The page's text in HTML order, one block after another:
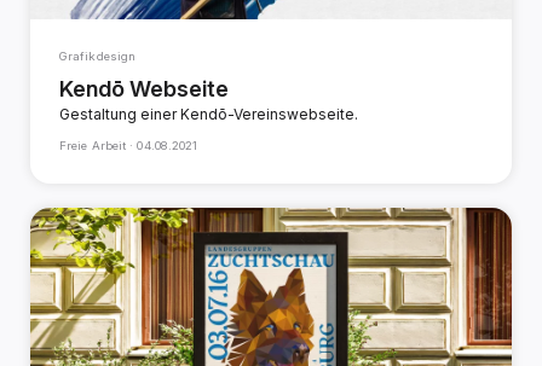
Grafikdesign
Kendō Webseite
Gestaltung einer Kendō-Vereinswebseite.
Freie Arbeit ·04.08.2021